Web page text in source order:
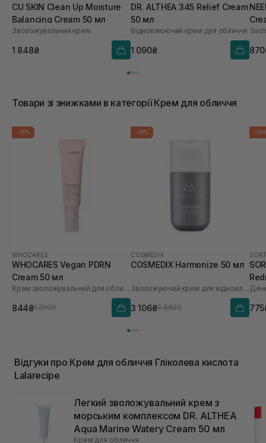
CU SKIN Clean Up Moisture
Balancing Cream 50 мл
Зволожувальний крем
1 848₴
DR. ALTHEA 345 Relief Cream
50 мл
Відновлюючий крем для обличчя
1 090₴
Товари зі знижками в категорії Крем для обличчя
-35%
WHOCARES
WHOCARES Vegan PDRN
Cream 50 мл
Крем зволожувальний для обличчя із веганськими полінуклеотидами
844₴1 299₴
-20%
COSMEDIX
COSMEDIX Harmonize 50 мл
Зволожуючий крем для відновлення мікробіома
3 106₴3 883₴
-
30
Відгуки про Крем для обличчя Гліколева кислота
Lalarecipe
Легкий зволожувальний крем з
морським комплексом DR. ALTHEA
Aqua Marine Watery Cream 50 мл
Крем для обличчя